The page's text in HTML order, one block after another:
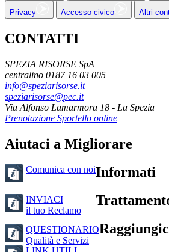
Privacy
Accesso civico Altri
CONTATTI
SPEZIA RISORSE SpA
centralino 0187 16 03 005
info@speziarisorse.it
speziarisorse@pec.it
Via Alfonso Lamarmora 18 - La Spezia
Prenotazione Sportello online
Aiutaci a Migliorare
Comunica con noi
INVIACI
il tuo Reclamo
QUESTIONARIO
Qualità e Servizi
Informati